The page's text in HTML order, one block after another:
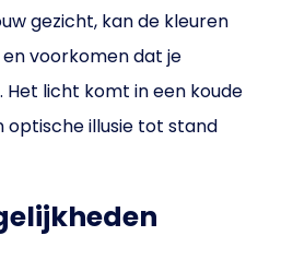
gezicht, kan de kleuren
voorkomen dat je
Het licht komt in een koude
optische illusie tot stand